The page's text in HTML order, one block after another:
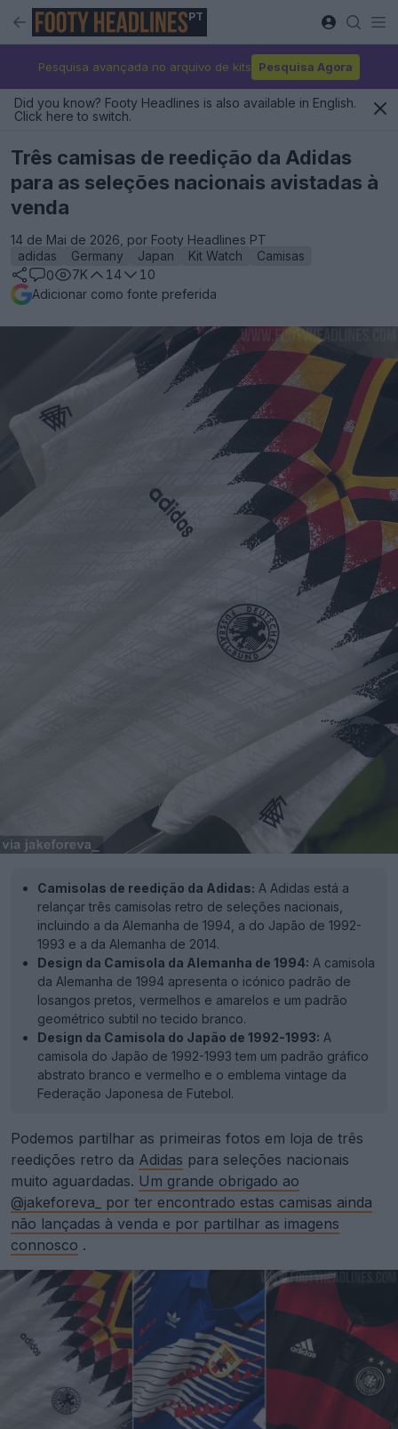
PT
Pesquisa avançada no arquivo de kits Pesquisa Agora
Did you know? Footy Headlines is also available in English.
Click here to switch.
Três camisas de reedição da Adidas
para as seleções nacionais avistadas à
venda
14 de Mai de 2026, por Footy Headlines PT
adidas
Germany Japan Kit Watch
Camisas
0
7K 14
10
Adicionar como fonte preferida
Camisolas de reedição da Adidas: A Adidas está a
relançar três camisolas retro de seleções nacionais,
incluindo a da Alemanha de 1994, a do Japão de 1992-
1993 e a da Alemanha de 2014.
Design da Camisola da Alemanha de 1994: A camisola
da Alemanha de 1994 apresenta o icónico padrão de
losangos pretos, vermelhos e amarelos e um padrão
geométrico subtil no tecido branco.
Design da Camisola do Japão de 1992-1993: A
camisola do Japão de 1992-1993 tem um padrão gráfico
abstrato branco e vermelho e o emblema vintage da
Federação Japonesa de Futebol.
Podemos partilhar as primeiras fotos em loja de três
reedições retro da Adidas para seleções nacionais
muito aguardadas. Um grande obrigado ao
@jakeforeva_ por ter encontrado estas camisas ainda
não lançadas à venda e por partilhar as imagens
connosco .